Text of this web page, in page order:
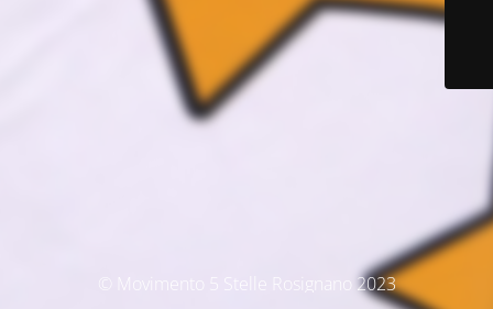
© Movimento 5 Stelle Rosignano 2023